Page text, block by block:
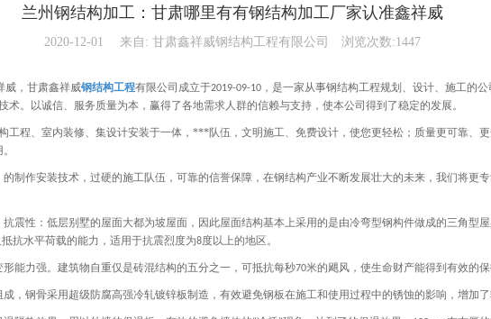
兰州钢结构加工：甘肃哪里有有钢结构加工厂家认准鑫祥威
2020-12-01 来自: 甘肃鑫祥威钢结构工程有限公司 浏览次数:1447
威，甘肃鑫祥威钢结构工程有限公司成立于2019-09-10 ，是一家从事钢结构工程规划、设计、施工的
。以诚信、服务质量为本，赢得了各地需求人群的信赖与支持，使本公司得到了稳定的发展。
程、室内装修、集设计安装于一体，***队伍，文明施工、免费设计，使您更轻松；质量更可靠、
制作安装技术，过硬的施工队伍，可靠的信誉保障，在钢结构产业不断发展壮大的未来，我们将更
抗震性：低层别墅的屋面大都为坡屋面，因此屋面结构基本上采用的是由冷弯型钢构件做成的三角型
抗水平荷载的能力，适用于抗震烈度为8度以上的地区。
能力强。建筑物自重仅是砖混结构的五分之一，可抵抗每秒70米的飓风，使生命财产能得到有效的保
，钢骨采用超级防腐高强冷轧镀锌板制造，有效避免钢板在施工和使用过程中的锈蚀的影响，增加